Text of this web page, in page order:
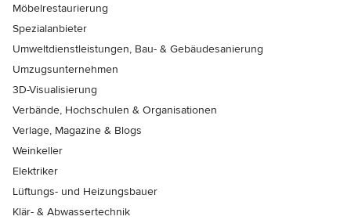
Möbelrestaurierung
Spezialanbieter
Umweltdienstleistungen, Bau- & Gebäudesanierung
Umzugsunternehmen
3D-Visualisierung
Verbände, Hochschulen & Organisationen
Verlage, Magazine & Blogs
Weinkeller
Elektriker
Lüftungs- und Heizungsbauer
Klär- & Abwassertechnik